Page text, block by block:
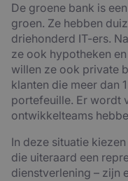
De groene bank is
groen. Ze hebben
driehonderd IT-ers.
ze ook hypotheken
willen ze ook private
klanten die meer dan
portefeuille. Er wordt
ontwikkelteams
In deze situatie
die uiteraard een
dienstverlening – zijn